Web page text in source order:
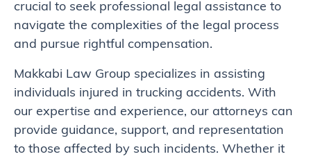
crucial to seek professional legal assistance to
navigate the complexities of the legal process
and pursue rightful compensation.
Makkabi Law Group specializes in assisting
individuals injured in trucking accidents. With
our expertise and experience, our attorneys can
provide guidance, support, and representation
to those affected by such incidents. Whether it